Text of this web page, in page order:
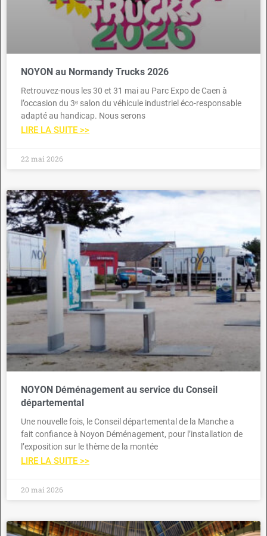
NOYON au Normandy Trucks 2026
Retrouvez-nous les 30 et 31 mai au Parc Expo de Caen à
l’occasion du 3ᵉ salon du véhicule industriel éco-responsable
adapté au handicap. Nous serons
LIRE LA SUITE >>
22 mai 2026
NOYON Déménagement au service du Conseil
départemental
Une nouvelle fois, le Conseil départemental de la Manche a
fait confiance à Noyon Déménagement, pour l’installation de
l’exposition sur le thème de la montée
LIRE LA SUITE >>
20 mai 2026